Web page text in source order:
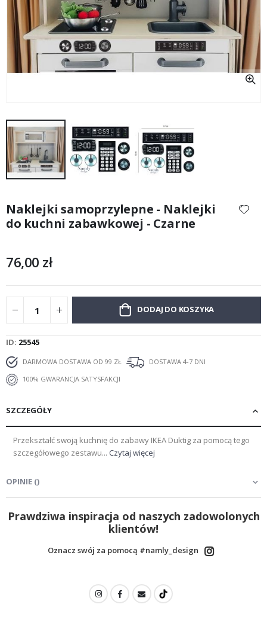
początek
galerii
Naklejki samoprzylepne - Naklejki
do kuchni zabawkowej - Czarne
76,00 zł
DODAJ DO KOSZYKA
ID 25545
DARMOWA DOSTAWA OD 99 ZŁ
DOSTAWA 4-7 DNI
100% GWARANCJA SATYSFAKCJI
SZCZEGÓŁY
Przekształć swoją kuchnię do zabawy IKEA Duktig za pomocą tego
szczegółowego zestawu... Czytaj więcej
OPINIE ()
Prawdziwa inspiracja od naszych zadowolonych
klientów!
Oznacz swój za pomocą #namly_design